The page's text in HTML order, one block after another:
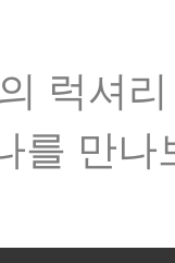
럭셔
를 만나